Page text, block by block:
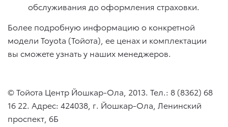
обслуживания до оформления страховки.
Более подробную информацию о конкретной
модели Toyota (Тойота), ее ценах и комплектации
вы сможете узнать у наших менеджеров.
© Тойота Центр Йошкар-Ола, 2013. Тел.: 8 (8362) 68
16 22. Адрес: 424038, г. Йошкар-Ола, Ленинский
проспект, 6Б